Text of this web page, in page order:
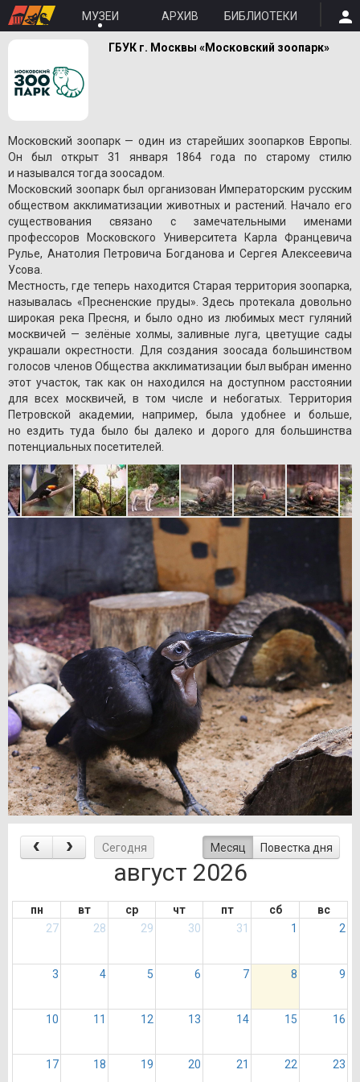
МУЗЕИ АРХИВ БИБЛИОТЕКИ
ГБУК г. Москвы «Московский зоопарк»
Московский зоопарк — один из старейших зоопарков Европы.
Он был открыт 31 января 1864 года по старому стилю
и назывался тогда зоосадом.
Московский зоопарк был организован Императорским русским
обществом акклиматизации животных и растений. Начало его
существования связано с замечательными именами
профессоров Московского Университета Карла Францевича
Рулье, Анатолия Петровича Богданова и Сергея Алексеевича
Усова.
Местность, где теперь находится Старая территория зоопарка,
называлась «Пресненские пруды». Здесь протекала довольно
широкая река Пресня, и было одно из любимых мест гуляний
москвичей — зелёные холмы, заливные луга, цветущие сады
украшали окрестности. Для создания зоосада большинством
голосов членов Общества акклиматизации был выбран именно
этот участок, так как он находился на доступном расстоянии
для всех москвичей, в том числе и небогатых. Территория
Петровской академии, например, была удобнее и больше,
но ездить туда было бы далеко и дорого для большинства
потенциальных посетителей.
Сегодня Месяц Повестка дня
август 2026
пн вт ср чт пт сб
вс
27
28 29 30 31 1 2
3 4 5 6 7 8 9
10 11 12 13 14 15 16
17 18 19 20 21 22 23